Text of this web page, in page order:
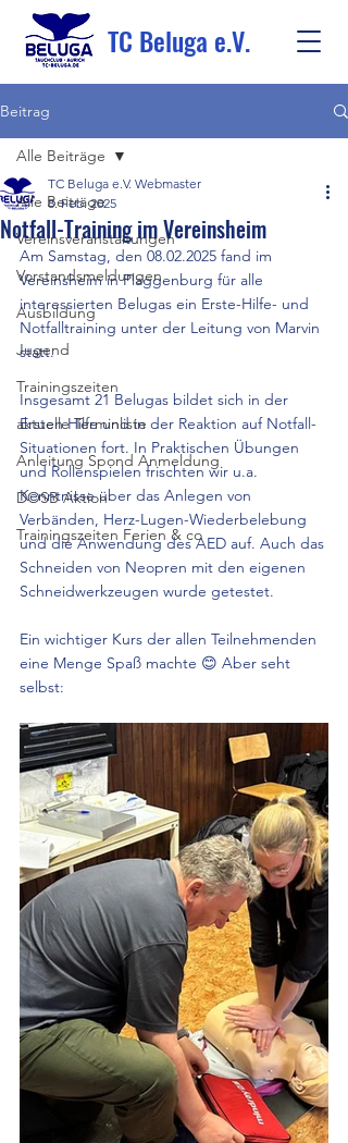
TC Beluga e.V.
Beitrag
Alle Beiträge
Vereinsveranstaltungen
Vorstandsmeldungen
Ausbildung
Jugend
Trainingszeiten
aktuelle Terminliste
Anleitung Spond Anmeldung
DOSB Aktion
Trainingszeiten Ferien & co
Alle Beiträge
Notfall-Training im Vereinsheim
TC Beluga e.V. Webmaster
8. Feb. 2025
Am Samstag, den 08.02.2025 fand im
Vereinsheim in Plaggenburg für alle
interessierten Belugas ein Erste-Hilfe- und
Notfalltraining unter der Leitung von Marvin
statt.
Insgesamt 21 Belugas bildet sich in der
Ersten Hilfe und in der Reaktion auf Notfall-
Situationen fort. In Praktischen Übungen
und Rollenspielen frischten wir u.a.
Kenntnisse über das Anlegen von
Verbänden, Herz-Lugen-Wiederbelebung
und die Anwendung des AED auf. Auch das
Schneiden von Neopren mit den eigenen
Schneidwerkzeugen wurde getestet.
Ein wichtiger Kurs der allen Teilnehmenden
eine Menge Spaß machte 😊 Aber seht
selbst: